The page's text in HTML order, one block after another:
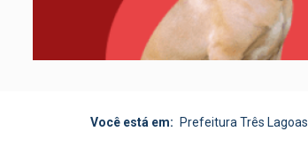
Você está em: Prefeitura Três Lagoas